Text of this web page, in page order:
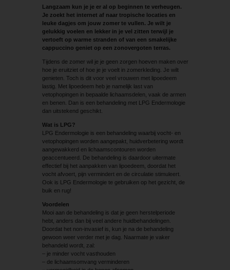
Langzaam kun je je er al op beginnen te verheugen.
Je zoekt het internet af naar tropische locaties en
leuke dagjes om jouw zomer te vullen. Je wilt je
gelukkig voelen en lekker in je vel zitten terwijl je
vertoeft op warme stranden of van een smakelijke
cappuccino geniet op een zonovergoten terras.
Tijdens de zomer wil je je geen zorgen hoeven maken over
hoe je eruitziet of hoe je je voelt in zomerkleding. Je wilt
genieten. Toch is dit voor veel vrouwen met lipoedeem
lastig. Met lipoedeem heb je namelijk last van
vetophopingen in bepaalde lichaamsdelen, vaak de armen
en benen. Dan is een behandeling met LPG Endermologie
dan uitstekend geschikt.
Wat is LPG?
LPG Endermologie is een behandeling waarbij vocht- en
vetophopingen worden aangepakt, huidverbetering wordt
aangewakkerd en lichaamscontouren worden
geaccentueerd. De behandeling is daardoor uitermate
effectief bij het aanpakken van lipoedeem, doordat het
vocht afvoert, pijn vermindert en de circulatie stimuleert.
Ook is LPG Endermologie te gebruiken op het gezicht, de
buik en rug!
Voordelen
Mooi aan de behandeling is dat je geen herstelperiode
hebt, anders dan bij veel andere huidbehandelingen.
Doordat het non-invasief is, kun je na de behandeling
gewoon weer verder met je dag. Naarmate je vaker
behandeld wordt, zal:
– je minder vocht vasthouden
– de lichaamsomvang verminderen